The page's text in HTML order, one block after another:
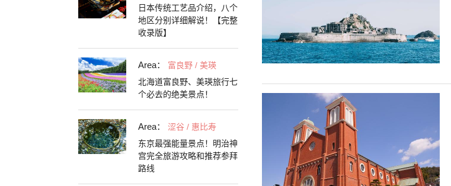
日本传统工艺品介绍，八个
地区分别详细解说！【完整
收录版】
Area：
富良野 / 美瑛
北海道富良野、美瑛旅行七
个必去的绝美景点！
Area：
涩谷 / 惠比寿
东京最强能量景点！明治神
宫完全旅游攻略和推荐参拜
路线